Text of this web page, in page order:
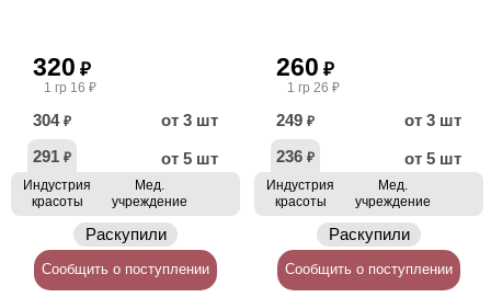
320 ₽
1 гр 16 ₽
304 ₽
от 3 шт
291 ₽ от 5 шт
Индустрия
красоты
Мед.
учреждение
Раскупили
Сообщить о поступлении
260 ₽
1 гр 26 ₽
249 ₽
от 3 шт
236 ₽ от 5 шт
Индустрия
красоты
Мед.
учреждение
Раскупили
Сообщить о поступлении